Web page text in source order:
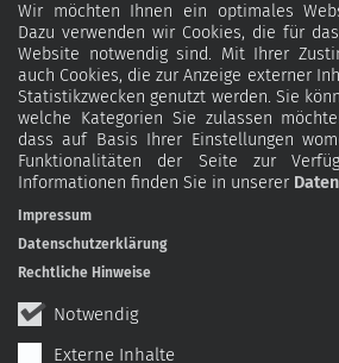
Wir möchten Ihnen ein optimales
Dazu verwenden wir Cookies, die für
Website notwendig sind. Mit Ihrer
auch Cookies, die zur Anzeige externer
Statistikzwecken genutzt werden. Sie
welche Kategorien Sie zulassen
dass auf Basis Ihrer Einstellungen
Funktionalitäten der Seite zur
Informationen finden Sie in unserer
Notwendig
Externe Inhalte
Impressum
Datenschutzerklärung
Rechtliche Hinweise